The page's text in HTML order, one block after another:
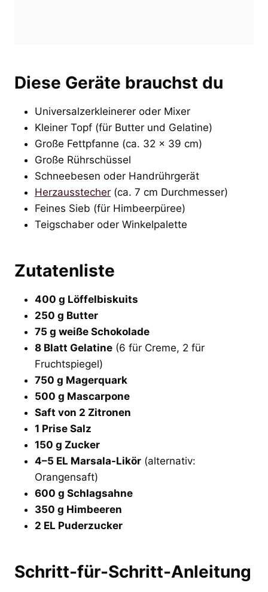
Diese Geräte brauchst du
Universalzerkleinerer oder Mixer
Kleiner Topf (für Butter und Gelatine)
Große Fettpfanne (ca. 32 × 39 cm)
Große Rührschüssel
Schneebesen oder Handrührgerät
Herzausstecher (ca. 7 cm Durchmesser)
Feines Sieb (für Himbeerpüree)
Teigschaber oder Winkelpalette
Zutatenliste
400 g Löffelbiskuits
250 g Butter
75 g weiße Schokolade
8 Blatt Gelatine (6 für Creme, 2 für
Fruchtspiegel)
750 g Magerquark
500 g Mascarpone
Saft von 2 Zitronen
1 Prise Salz
150 g Zucker
4–5 EL Marsala-Likör (alternativ:
Orangensaft)
600 g Schlagsahne
350 g Himbeeren
2 EL Puderzucker
Schritt-für-Schritt-Anleitung